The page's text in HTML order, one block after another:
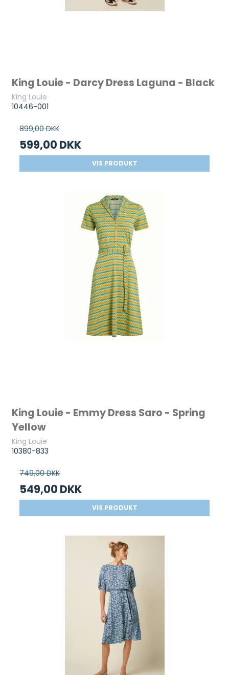
King Louie - Darcy Dress Laguna - Black
King Louie
10446-001
899,00 DKK
599,00 DKK
VIS PRODUKT
King Louie - Emmy Dress Saro - Spring
Yellow
King Louie
10380-833
749,00 DKK
549,00 DKK
VIS PRODUKT